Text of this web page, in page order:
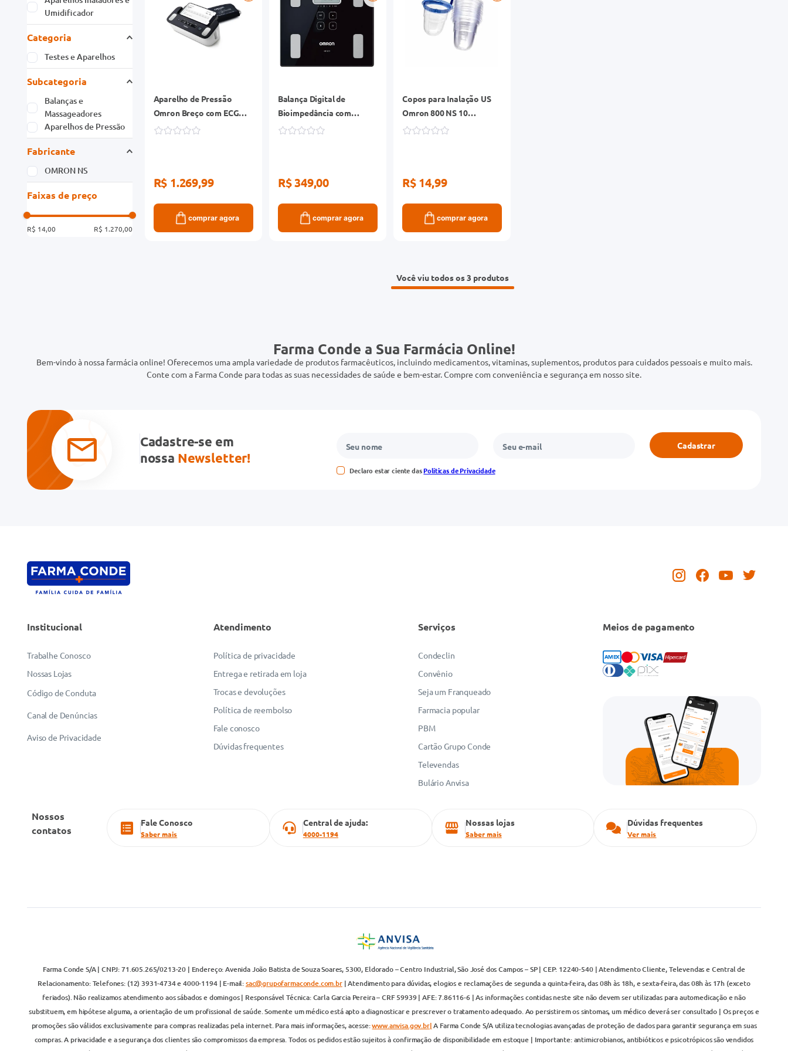
Umidificador
Categoria
Testes e Aparelhos
Subcategoria
Balanças e
Massageadores
Aparelhos de Pressão
Fabricante
OMRON NS
Faixas de preço
R$ 14,00 R$ 1.270,00
Aparelho de Pressão
Omron Breço com ECG
HEM-7530T1
R$ 1.269,99
comprar agora
Balança Digital de
Bioimpedância com
Bluetooth Omron
R$ 349,00
comprar agora
Copos para Inalação US
Omron 800 NS 10
Unidades
R$ 14,99
comprar agora
Você viu todos os 3
Farma Conde a Sua Farmácia Online!
Bem-vindo à nossa farmácia online! Oferecemos uma ampla variedade de produtos farmacêuticos, incluindo medicamentos, vitaminas, suplementos, produtos para cuidados pessoais e muito mais.
Conte com a Farma Conde para todas as suas necessidades de saúde e bem-estar. Compre com conveniência e segurança em nosso site.
Cadastre-se em
nossa Newsletter!
Declaro estar ciente dasPolíticas de Privacidade
Cadastrar
Institucional
Trabalhe Conosco
Nossas Lojas
Código de Conduta
Canal de Denúncias
Aviso de Privacidade
Atendimento
Política de privacidade
Entrega e retirada em loja
Trocas e devoluções
Política de reembolso
Fale conosco
Dúvidas frequentes
Serviços
Condeclin
Convênio
Seja um Franqueado
Farmacia popular
PBM
Cartão Grupo Conde
Televendas
Bulário Anvisa
Meios de pagamento
Nossos
contatos
Fale Conosco
Saber mais
Central de ajuda:
4000-1194
Nossas lojas
Saber mais
Dúvidas frequentes
Ver mais
Farma Conde S/A | CNPJ: 71.605.265/0213-20 | Endereço: Avenida João Batista de Souza Soares, 5300, Eldorado – Centro Industrial, São José dos Campos – SP | CEP: 12240-540 | Atendimento Cliente, Televendas e Central de
Relacionamento: Telefones: (12) 3931-4734 e 4000-1194 | E-mail:sac@grupofarmaconde.com.br| Atendimento para dúvidas, elogios e reclamações de segunda a quinta-feira, das 08h às 18h, e sexta-feira, das 08h às 17h (exceto
feriados). Não realizamos atendimento aos sábados e domingos | Responsável Técnica: Carla Garcia Pereira – CRF 59939 | AFE: 7.86116-6 | As informações contidas neste site não devem ser utilizadas para automedicação e não
substituem, em hipótese alguma, a orientação de um profissional de saúde. Somente um médico está apto a diagnosticar e prescrever o tratamento adequado. Ao persistirem os sintomas, um médico deverá ser consultado | Os preços e
promoções são válidos exclusivamente para compras realizadas pela internet. Para mais informações, acesse:www.anvisa.gov.br|A Farma Conde S/A utiliza tecnologias avançadas de proteção de dados para garantir segurança em suas
compras. A privacidade e a segurança dos clientes são compromissos da empresa. Todos os pedidos estão sujeitos à confirmação de disponibilidade em estoque | Importante: antimicrobianos, antibióticos e psicotrópicos são vendidos